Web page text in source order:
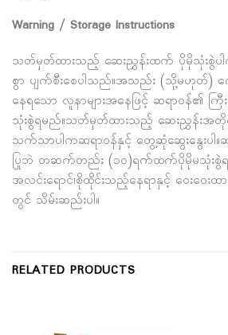
Warning / Storage Instructions
သတ်မှတ်ထားသည့် ဆေးညွှန်းထက် ပိုမိုသုံးစွဲပ
စွာ ပျက်စီးစေပါသည်။အသည်း (သို့မဟုတ်) က
နေရသော လူနာများအနေဖြင့် ဆရာဝန်၏ က
သုံးစွဲရမည်။သတ်မှတ်ထားသည့် ဆေးညွှန်းအတို
သက်သာပါကဆရာဝန်နှင့် တွေ့ဆုံဆွေးနွေးပါ။ဆ
ပြုဘဲ တဆက်တည်း (၁၀)ရက်ထက်ပိုမိုမသုံးစွဲရ
အလင်းရောင်၊စိုထိုင်းသည့်နေရာနှင့် ဝေးဝေးထ
တွင် သိမ်းဆည်းပါ။
RELATED PRODUCTS